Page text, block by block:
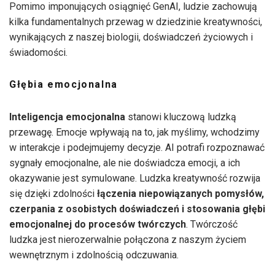
Pomimo imponujących osiągnięć GenAI, ludzie zachowują
kilka fundamentalnych przewag w dziedzinie kreatywności,
wynikających z naszej biologii, doświadczeń życiowych i
świadomości.
Głębia emocjonalna
Inteligencja emocjonalna stanowi kluczową ludzką
przewagę. Emocje wpływają na to, jak myślimy, wchodzimy
w interakcje i podejmujemy decyzje. AI potrafi rozpoznawać
sygnały emocjonalne, ale nie doświadcza emocji, a ich
okazywanie jest symulowane. Ludzka kreatywność rozwija
się dzięki zdolności łączenia niepowiązanych pomysłów,
czerpania z osobistych doświadczeń i stosowania głębi
emocjonalnej do procesów twórczych. Twórczość
ludzka jest nierozerwalnie połączona z naszym życiem
wewnętrznym i zdolnością odczuwania.